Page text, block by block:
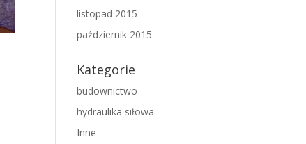
listopad 2015
październik 2015
Kategorie
budownictwo
hydraulika siłowa
Inne